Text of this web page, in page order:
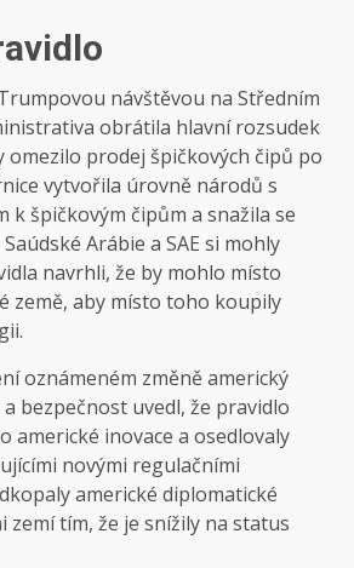
návštěvou na Středním
obrátila hlavní rozsudek
omezilo prodej špičkových čipů po
vytvořila úrovně národů s
k špičkovým čipům a snažila se
Arábie a SAE si mohly
navrhli, že by mohlo místo
země, aby místo toho koupily
oznámeném změně americký
bezpečnost uvedl, že pravidlo
americké inovace a osedlovaly
novými regulačními
americké diplomatické
zemí tím, že je snížily na status